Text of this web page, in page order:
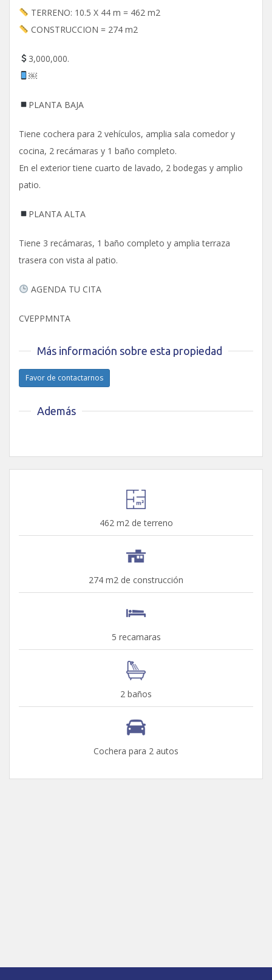
TERRENO: 10.5 X 44 m = 462 m2
CONSTRUCCION = 274 m2
3,000,000.
￼⁨⁩
PLANTA BAJA
Tiene cochera para 2 vehículos, amplia sala comedor y
cocina, 2 recámaras y 1 baño completo.
En el exterior tiene cuarto de lavado, 2 bodegas y amplio
patio.
PLANTA ALTA
Tiene 3 recámaras, 1 baño completo y amplia terraza
trasera con vista al patio.
AGENDA TU CITA
CVEPPMNTA
Más información sobre esta propiedad
Favor de contactarnos
Además
462 m2 de terreno
274 m2 de construcción
5 recamaras
2 baños
Cochera para 2 autos